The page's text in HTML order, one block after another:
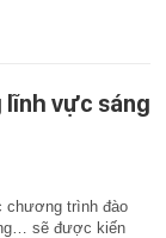
lĩnh vực sáng
chương trình đào
sẽ được kiến